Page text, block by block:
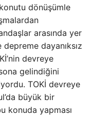
dönüşümle
arasında yer
dayanıksız
devreye
gelindiğini
TOKİ devreye
büyük bir
konuda yapması